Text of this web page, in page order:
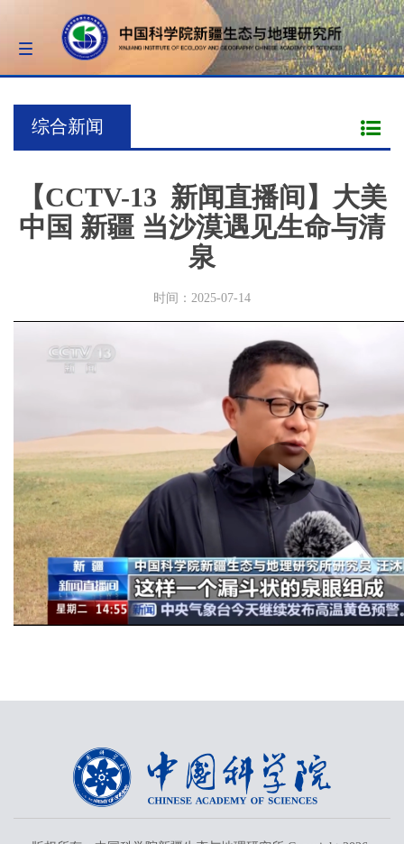
Toggle
navigation
综合新闻
【CCTV-13 新闻直播间】大美
中国 新疆 当沙漠遇见生命与清
泉
时间：2025-07-14